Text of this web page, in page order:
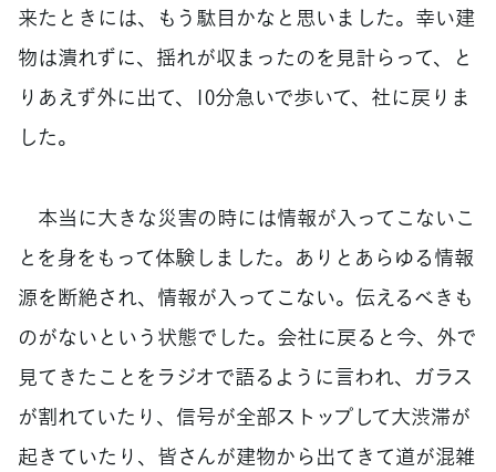
来たときには、もう駄目かなと思いました。幸い建
物は潰れずに、揺れが収まったのを見計らって、と
りあえず外に出て、10分急いで歩いて、社に戻りま
した。
本当に大きな災害の時には情報が入ってこないこ
とを身をもって体験しました。ありとあらゆる情報
源を断絶され、情報が入ってこない。伝えるべきも
のがないという状態でした。会社に戻ると今、外で
見てきたことをラジオで語るように言われ、ガラス
が割れていたり、信号が全部ストップして大渋滞が
起きていたり、皆さんが建物から出てきて道が混雑